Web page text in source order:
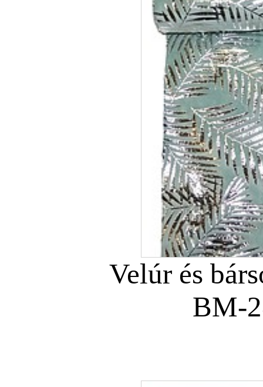
Velúr és
BM-